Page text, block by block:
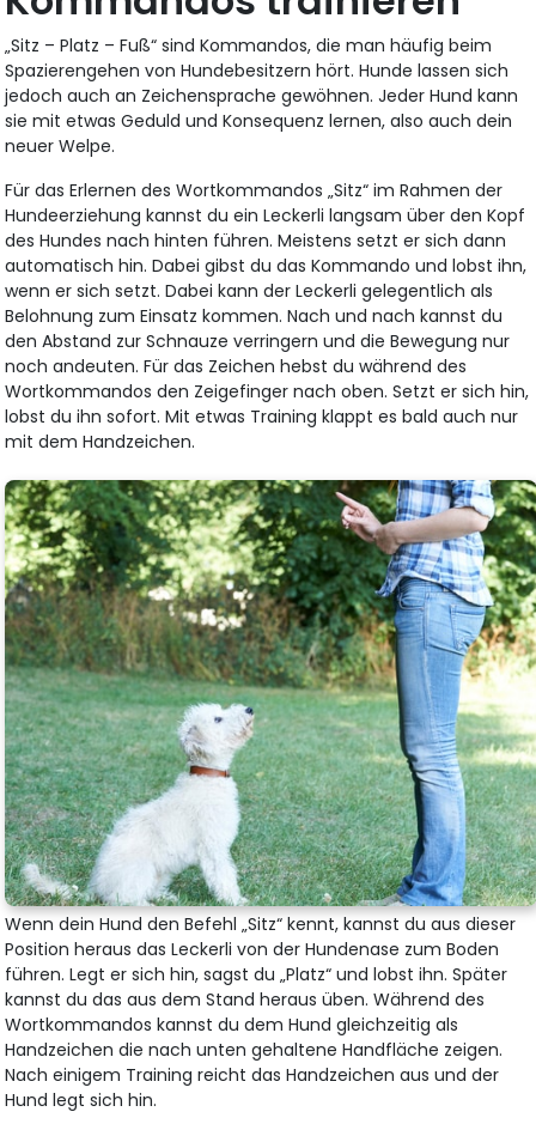
„Sitz – Platz – Fuß“ sind Kommandos, die man häufig beim
Spazierengehen von Hundebesitzern hört. Hunde lassen sich
jedoch auch an Zeichensprache gewöhnen. Jeder Hund kann
sie mit etwas Geduld und Konsequenz lernen, also auch dein
neuer Welpe.
Für das Erlernen des Wortkommandos „Sitz“ im Rahmen der
Hundeerziehung kannst du ein Leckerli langsam über den Kopf
des Hundes nach hinten führen. Meistens setzt er sich dann
automatisch hin. Dabei gibst du das Kommando und lobst ihn,
wenn er sich setzt. Dabei kann der Leckerli gelegentlich als
Belohnung zum Einsatz kommen. Nach und nach kannst du
den Abstand zur Schnauze verringern und die Bewegung nur
noch andeuten. Für das Zeichen hebst du während des
Wortkommandos den Zeigefinger nach oben. Setzt er sich hin,
lobst du ihn sofort. Mit etwas Training klappt es bald auch nur
mit dem Handzeichen.
Wenn dein Hund den Befehl „Sitz“ kennt, kannst du aus dieser
Position heraus das Leckerli von der Hundenase zum Boden
führen. Legt er sich hin, sagst du „Platz“ und lobst ihn. Später
kannst du das aus dem Stand heraus üben. Während des
Wortkommandos kannst du dem Hund gleichzeitig als
Handzeichen die nach unten gehaltene Handfläche zeigen.
Nach einigem Training reicht das Handzeichen aus und der
Hund legt sich hin.